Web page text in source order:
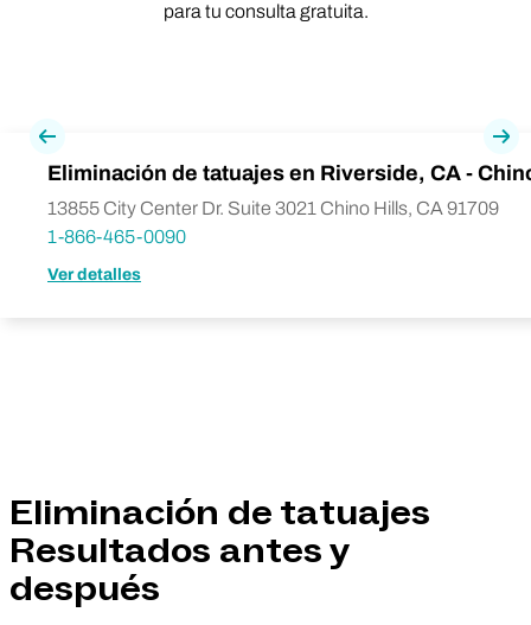
para tu consulta gratuita.
Eliminación de tatuajes en Riverside, CA -
13855 City Center Dr. Suite 3021 Chino Hills, CA 91709
1-866-465-0090
Ver detalles
Previa
Eliminación de tatuajes
Resultados antes y
después